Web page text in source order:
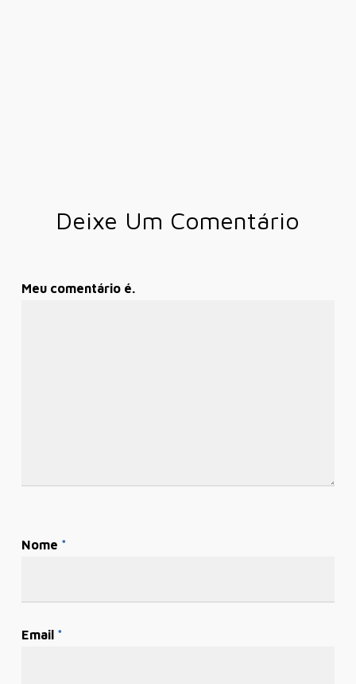
Deixe Um Comentário
Meu comentário é.
Nome *
Email *